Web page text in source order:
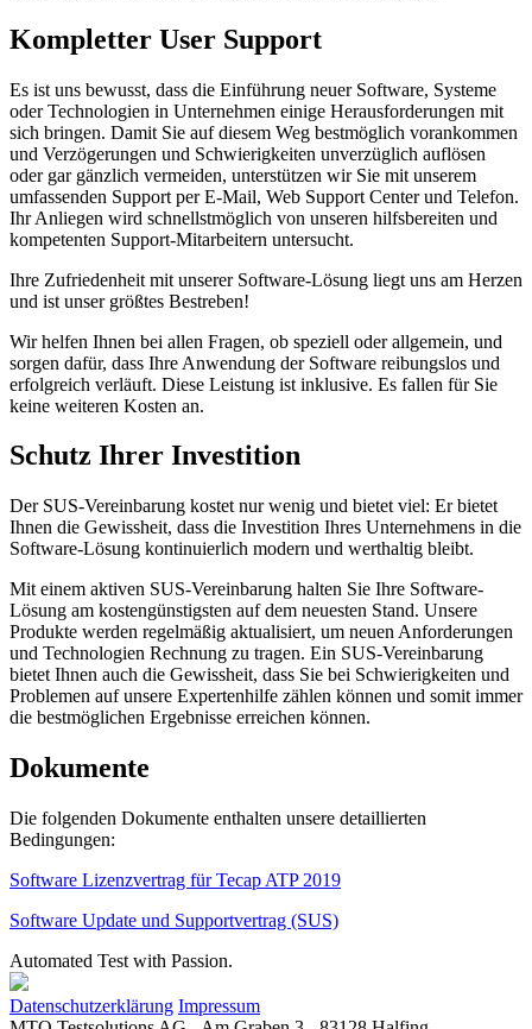
Kompletter User Support
Es ist uns bewusst, dass die Einführung neuer Software, Systeme
oder Technologien in Unternehmen einige Herausforderungen mit
sich bringen. Damit Sie auf diesem Weg bestmöglich vorankommen
und Verzögerungen und Schwierigkeiten unverzüglich auflösen
oder gar gänzlich vermeiden, unterstützen wir Sie mit unserem
umfassenden Support per E-Mail, Web Support Center und Telefon.
Ihr Anliegen wird schnellstmöglich von unseren hilfsbereiten und
kompetenten Support-Mitarbeitern untersucht.
Ihre Zufriedenheit mit unserer Software-Lösung liegt uns am Herzen
und ist unser größtes Bestreben!
Wir helfen Ihnen bei allen Fragen, ob speziell oder allgemein, und
sorgen dafür, dass Ihre Anwendung der Software reibungslos und
erfolgreich verläuft. Diese Leistung ist inklusive. Es fallen für Sie
keine weiteren Kosten an.
Schutz Ihrer Investition
Der SUS-Vereinbarung kostet nur wenig und bietet viel: Er bietet
Ihnen die Gewissheit, dass die Investition Ihres Unternehmens in die
Software-Lösung kontinuierlich modern und werthaltig bleibt.
Mit einem aktiven SUS-Vereinbarung halten Sie Ihre Software-
Lösung am kostengünstigsten auf dem neuesten Stand. Unsere
Produkte werden regelmäßig aktualisiert, um neuen Anforderungen
und Technologien Rechnung zu tragen. Ein SUS-Vereinbarung
bietet Ihnen auch die Gewissheit, dass Sie bei Schwierigkeiten und
Problemen auf unsere Expertenhilfe zählen können und somit immer
die bestmöglichen Ergebnisse erreichen können.
Dokumente
Die folgenden Dokumente enthalten unsere detaillierten
Bedingungen:
Software Lizenzvertrag für Tecap ATP 2019
Software Update und Supportvertrag (SUS)
Automated Test with Passion.
Datenschutzerklärung Impressum